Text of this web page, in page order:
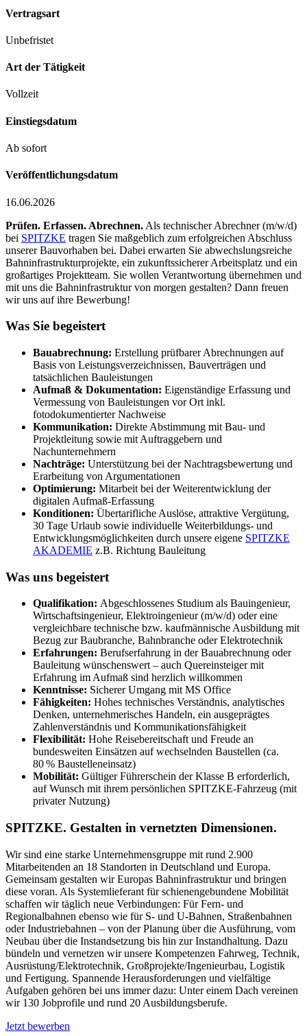
Vertragsart
Unbefristet
Art der Tätigkeit
Vollzeit
Einstiegsdatum
Ab sofort
Veröffentlichungsdatum
16.06.2026
Prüfen. Erfassen. Abrechnen. Als technischer Abrechner (m/w/d)
bei SPITZKE tragen Sie maßgeblich zum erfolgreichen Abschluss
unserer Bauvorhaben bei. Dabei erwarten Sie abwechslungsreiche
Bahninfrastrukturprojekte, ein zukunftssicherer Arbeitsplatz und ein
großartiges Projektteam. Sie wollen Verantwortung übernehmen und
mit uns die Bahninfrastruktur von morgen gestalten? Dann freuen
wir uns auf ihre Bewerbung!
Was Sie begeistert
Bauabrechnung: Erstellung prüfbarer Abrechnungen auf
Basis von Leistungsverzeichnissen, Bauverträgen und
tatsächlichen Bauleistungen
Aufmaß & Dokumentation: Eigenständige Erfassung und
Vermessung von Bauleistungen vor Ort inkl.
fotodokumentierter Nachweise
Kommunikation: Direkte Abstimmung mit Bau- und
Projektleitung sowie mit Auftraggebern und
Nachunternehmern
Nachträge: Unterstützung bei der Nachtragsbewertung und
Erarbeitung von Argumentationen
Optimierung: Mitarbeit bei der Weiterentwicklung der
digitalen Aufmaß-Erfassung
Konditionen: Übertarifliche Auslöse, attraktive Vergütung,
30 Tage Urlaub sowie individuelle Weiterbildungs- und
Entwicklungsmöglichkeiten durch unsere eigene SPITZKE
AKADEMIE z.B. Richtung Bauleitung
Was uns begeistert
Qualifikation: Abgeschlossenes Studium als Bauingenieur,
Wirtschaftsingenieur, Elektroingenieur (m/w/d) oder eine
vergleichbare technische bzw. kaufmännische Ausbildung mit
Bezug zur Baubranche, Bahnbranche oder Elektrotechnik
Erfahrungen: Berufserfahrung in der Bauabrechnung oder
Bauleitung wünschenswert – auch Quereinsteiger mit
Erfahrung im Aufmaß sind herzlich willkommen
Kenntnisse: Sicherer Umgang mit MS Office
Fähigkeiten: Hohes technisches Verständnis, analytisches
Denken, unternehmerisches Handeln, ein ausgeprägtes
Zahlenverständnis und Kommunikationsfähigkeit
Flexibilität: Hohe Reisebereitschaft und Freude an
bundesweiten Einsätzen auf wechselnden Baustellen (ca.
80 % Baustelleneinsatz)
Mobilität: Gültiger Führerschein der Klasse B erforderlich,
auf Wunsch mit ihrem persönlichen SPITZKE-Fahrzeug (mit
privater Nutzung)
SPITZKE. Gestalten in vernetzten Dimensionen.
Wir sind eine starke Unternehmensgruppe mit rund 2.900
Mitarbeitenden an 18 Standorten in Deutschland und Europa.
Gemeinsam gestalten wir Europas Bahninfrastruktur und bringen
diese voran. Als Systemlieferant für schienengebundene Mobilität
schaffen wir täglich neue Verbindungen: Für Fern- und
Regionalbahnen ebenso wie für S- und U-Bahnen, Straßenbahnen
oder Industriebahnen – von der Planung über die Ausführung, vom
Neubau über die Instandsetzung bis hin zur Instandhaltung. Dazu
bündeln und vernetzen wir unsere Kompetenzen Fahrweg, Technik,
Ausrüstung/​Elektrotechnik, Großprojekte/​Ingenieurbau, Logistik
und Fertigung. Spannende Herausforderungen und vielfältige
Aufgaben gehören bei uns immer dazu: Unter einem Dach vereinen
wir 130 Jobprofile und rund 20 Ausbildungsberufe.
Jetzt bewerben